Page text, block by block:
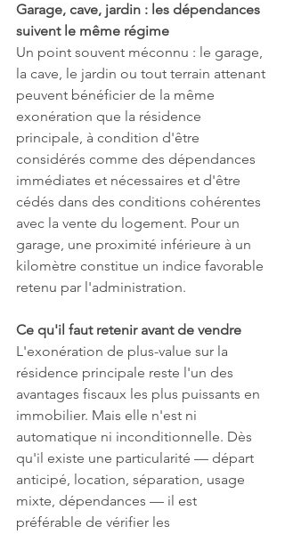
Garage, cave, jardin : les dépendances
suivent le même régime
Un point souvent méconnu : le garage,
la cave, le jardin ou tout terrain attenant
peuvent bénéficier de la même
exonération que la résidence
principale, à condition d'être
considérés comme des dépendances
immédiates et nécessaires et d'être
cédés dans des conditions cohérentes
avec la vente du logement. Pour un
garage, une proximité inférieure à un
kilomètre constitue un indice favorable
retenu par l'administration.
Ce qu'il faut retenir avant de vendre
L'exonération de plus-value sur la
résidence principale reste l'un des
avantages fiscaux les plus puissants en
immobilier. Mais elle n'est ni
automatique ni inconditionnelle. Dès
qu'il existe une particularité — départ
anticipé, location, séparation, usage
mixte, dépendances — il est
préférable de vérifier les